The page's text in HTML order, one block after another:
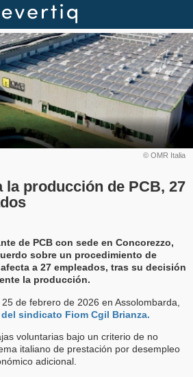
© OMR Italia
la producción de PCB, 27
de PCB con sede en Concorezzo,
sobre un procedimiento de
a 27 empleados, tras su decisión
la producción.
de febrero de 2026 en Assolombarda,
sindicato Fiom Cgil Brianza.
voluntarias bajo un criterio de no
italiano de prestación por desempleo
adicional.